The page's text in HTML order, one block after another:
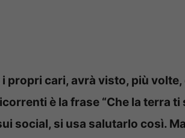
propri cari, avrà visto, più volte,
è la frase “Che la terra ti
social, si usa salutarlo così.